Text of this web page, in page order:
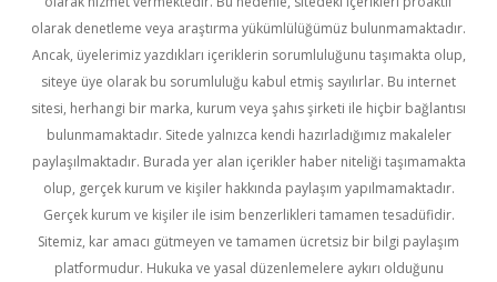
olarak denetleme veya araştırma yükümlülüğümüz bulunmamaktadır.
Ancak, üyelerimiz yazdıkları içeriklerin sorumluluğunu taşımakta olup,
siteye üye olarak bu sorumluluğu kabul etmiş sayılırlar. Bu internet
sitesi, herhangi bir marka, kurum veya şahıs şirketi ile hiçbir bağlantısı
bulunmamaktadır. Sitede yalnızca kendi hazırladığımız makaleler
paylaşılmaktadır. Burada yer alan içerikler haber niteliği taşımamakta
olup, gerçek kurum ve kişiler hakkında paylaşım yapılmamaktadır.
Gerçek kurum ve kişiler ile isim benzerlikleri tamamen tesadüfidir.
Sitemiz, kar amacı gütmeyen ve tamamen ücretsiz bir bilgi paylaşım
platformudur. Hukuka ve yasal düzenlemelere aykırı olduğunu